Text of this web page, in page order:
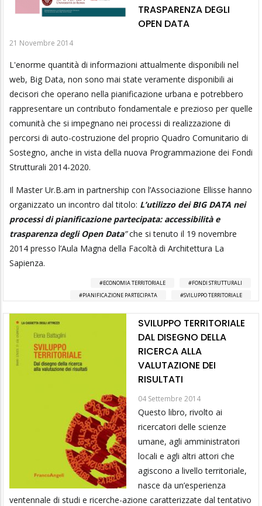
TRASPARENZA DEGLI
OPEN DATA
21 Novembre 2014
L'enorme quantità di informazioni attualmente disponibili nel
web, Big Data, non sono mai state veramente disponibili ai
decisori che operano nella pianificazione urbana e potrebbero
rappresentare un contributo fondamentale e prezioso per quelle
comunità che si impegnano nei processi di realizzazione di
percorsi di auto-costruzione del proprio Quadro Comunitario di
Sostegno, anche in vista della nuova Programmazione dei Fondi
Strutturali 2014-2020.
Il Master Ur.B.am in partnership con l’Associazione Ellisse hanno
organizzato un incontro dal titolo: L’utilizzo dei BIG DATA nei
processi di pianificazione partecipata: accessibilità e
trasparenza degli Open Data”che si tenuto il 19 novembre
2014 presso l’Aula Magna della Facoltà di Architettura La
Sapienza.
ECONOMIA TERRITORIALE
FONDI STRUTTURALI
PIANIFICAZIONE PARTECIPATA
SVILUPPO TERRITORIALE
SVILUPPO TERRITORIALE
DAL DISEGNO DELLA
RICERCA ALLA
VALUTAZIONE DEI
RISULTATI
04 Settembre 2014
Questo libro, rivolto ai
ricercatori delle scienze
umane, agli amministratori
locali e agli altri attori che
agiscono a livello territoriale,
nasce da un’esperienza
ventennale di studi e ricerche-azione caratterizzate dal tentativo